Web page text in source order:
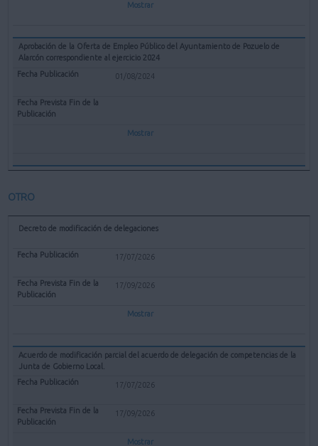
Mostrar
Aprobación de la Oferta de Empleo Público del Ayuntamiento de Pozuelo de
Alarcón correspondiente al ejercicio 2024
01/08/2024
Mostrar
OTRO
Decreto de modificación de delegaciones
17/07/2026
17/09/2026
Mostrar
Acuerdo de modificación parcial del acuerdo de delegación de competencias de la
Junta de Gobierno Local.
17/07/2026
17/09/2026
Mostrar